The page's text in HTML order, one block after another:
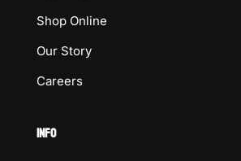
Shop Online
Our Story
Careers
INFO